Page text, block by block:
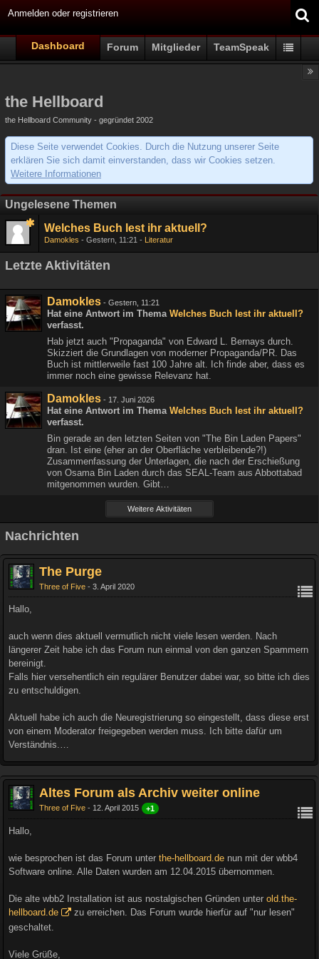
Anmelden oder registrieren
Dashboard Forum Mitglieder TeamSpeak
the Hellboard
the Hellboard Community - gegründet 2002
Diese Seite verwendet Cookies. Durch die Nutzung unserer Seite
erklären Sie sich damit einverstanden, dass wir Cookies setzen.
Weitere Informationen
Ungelesene Themen
Welches Buch lest ihr aktuell?
Damokles Gestern, 11:21 Literatur
Letzte Aktivitäten
Damokles - Gestern, 11:21
Hat eine Antwort im Thema Welches Buch lest ihr aktuell?
verfasst.
Hab jetzt auch "Propaganda" von Edward L. Bernays durch.
Skizziert die Grundlagen von moderner Propaganda/PR. Das
Buch ist mittlerweile fast 100 Jahre alt. Ich finde aber, dass es
immer noch eine gewisse Relevanz hat.
Damokles - 17. Juni 2026
Hat eine Antwort im Thema Welches Buch lest ihr aktuell?
verfasst.
Bin gerade an den letzten Seiten von "The Bin Laden Papers"
dran. Ist eine (eher an der Oberfläche verbleibende?!)
Zusammenfassung der Unterlagen, die nach der Erschießung
von Osama Bin Laden durch das SEAL-Team aus Abbottabad
mitgenommen wurden. Gibt…
Weitere Aktivitäten
Nachrichten
The Purge
Three of Five 3. April 2020
Hallo,
auch wenn dies aktuell vermutlich nicht viele lesen werden. Nach
längerer Zeit habe ich das Forum nun einmal von den ganzen Spammern
bereinigt.
Falls hier versehentlich ein regulärer Benutzer dabei war, so bitte ich dies
zu entschuldigen.
Aktuell habe ich auch die Neuregistrierung so eingestellt, dass diese erst
von einem Moderator freigegeben werden muss. Ich bitte dafür um
Verständnis.…
Altes Forum als Archiv weiter online
Three of Five 12. April 2015 +1
Hallo,
wie besprochen ist das Forum unter the-hellboard.de nun mit der wbb4
Software online. Alle Daten wurden am 12.04.2015 übernommen.
Die alte wbb2 Installation ist aus nostalgischen Gründen unter old.the-
hellboard.de
zu erreichen. Das Forum wurde hierfür auf "nur lesen"
geschaltet.
Viele Grüße,